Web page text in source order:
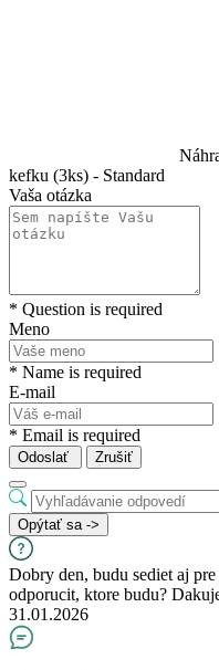
kefku (3ks) - Standard
Vaša otázka
* Question is required
Meno
* Name is required
E-mail
* Email is required
Odoslať Zrušiť
Opýtať sa ->
Dobry den, budu sediet aj
odporucit, ktore budu?
31.01.2026